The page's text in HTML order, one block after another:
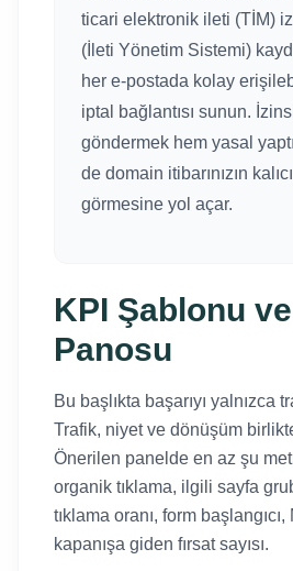
ticari elektronik ileti (TİM)
(İleti Yönetim Sistemi)
her e-postada kolay
iptal bağlantısı sunun.
göndermek hem yasal
de domain itibarınızın
görmesine yol açar.
KPI Şablonu
Panosu
Bu başlıkta başarıyı yalnızca
Trafik, niyet ve dönüşüm
Önerilen panelde en az şu
organik tıklama, ilgili sayfa
tıklama oranı, form
kapanışa giden fırsat sayısı.